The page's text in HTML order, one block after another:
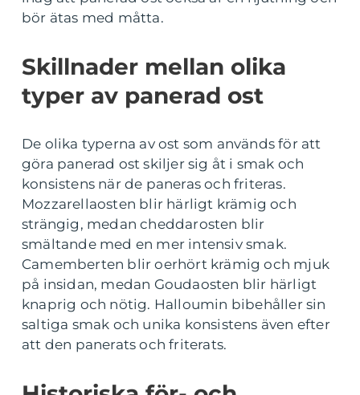
bör ätas med måtta.
Skillnader mellan olika
typer av panerad ost
De olika typerna av ost som används för att
göra panerad ost skiljer sig åt i smak och
konsistens när de paneras och friteras.
Mozzarellaosten blir härligt krämig och
strängig, medan cheddarosten blir
smältande med en mer intensiv smak.
Camemberten blir oerhört krämig och mjuk
på insidan, medan Goudaosten blir härligt
knaprig och nötig. Halloumin bibehåller sin
saltiga smak och unika konsistens även efter
att den panerats och friterats.